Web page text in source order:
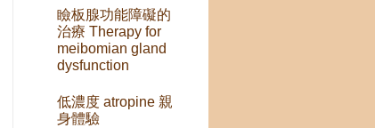
瞼板腺功能障礙的
治療 Therapy for
meibomian gland
dysfunction
低濃度 atropine 親
身體驗